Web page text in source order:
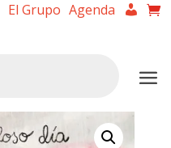
El Grupo Agenda